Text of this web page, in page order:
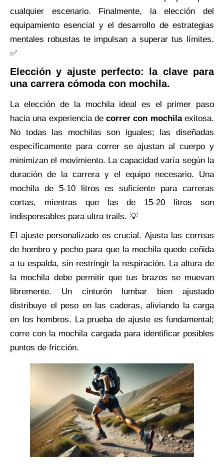
cualquier escenario. Finalmente, la elección del
equipamiento esencial y el desarrollo de estrategias
mentales robustas te impulsan a superar tus límites.
✅
Elección y ajuste perfecto: la clave para
una carrera cómoda con mochila.
La elección de la mochila ideal es el primer paso
hacia una experiencia decorrer con mochilaexitosa.
No todas las mochilas son iguales; las diseñadas
específicamente para correr se ajustan al cuerpo y
minimizan el movimiento. La capacidad varía según la
duración de la carrera y el equipo necesario. Una
mochila de 5-10 litros es suficiente para carreras
cortas, mientras que las de 15-20 litros son
indispensables para ultra trails. 💡
El ajuste personalizado es crucial. Ajusta las correas
de hombro y pecho para que la mochila quede ceñida
a tu espalda, sin restringir la respiración. La altura de
la mochila debe permitir que tus brazos se muevan
libremente. Un cinturón lumbar bien ajustado
distribuye el peso en las caderas, aliviando la carga
en los hombros. La prueba de ajuste es fundamental;
corre con la mochila cargada para identificar posibles
puntos de fricción.